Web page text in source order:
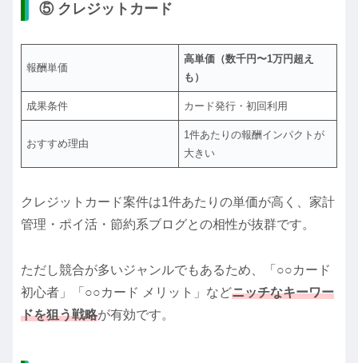
⑤ クレジットカード
報酬単価
高単価（数千円〜1万円超え
も）
成果条件 カード発行・初回利用
おすすめ理由
1件あたりの報酬インパクトが
大きい
クレジットカード案件は1件あたりの単価が高く、家計
管理・ポイ活・節約系ブログとの相性が抜群です。
ただし競合が多いジャンルでもあるため、「○○カード
初心者」「○○カード メリット」などニッチなキーワー
ドを狙う戦略が有効です。